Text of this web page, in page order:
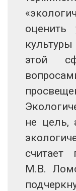
оценить
этой
не цель,
М.В.